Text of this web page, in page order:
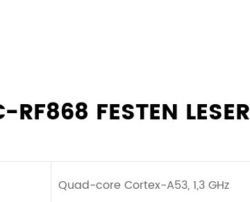
FESTEN LESER
Quad-core Cortex-A53, 1,3 GHz